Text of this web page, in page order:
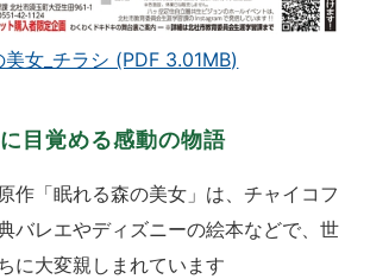
女_チラシ (PDF 3.01MB)
目覚める感動の物語
作「眠れる森の美女」は、チャイコフ
バレエやディズニーの絵本などで、世
に大変親しまれています